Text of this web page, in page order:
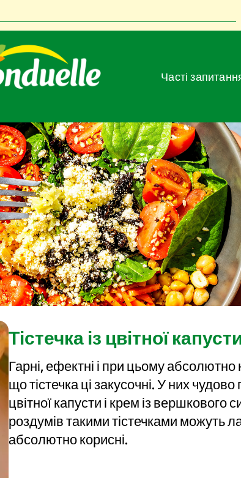
Часті
Тістечка із цвітної
Гарні, ефектні і при цьому
що тістечка ці закусочні. У них
цвітної капусти і крем із вершкового
роздумів такими тістечками можуть
абсолютно корисні.